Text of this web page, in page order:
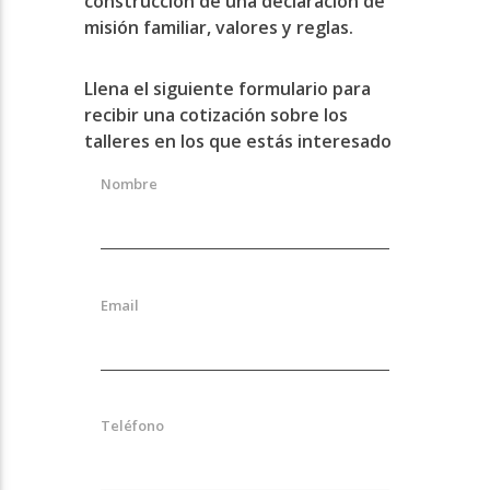
misión familiar, valores y reglas.
Llena el siguiente formulario para
recibir una cotización sobre los
talleres en los que estás interesado
Nombre
Email
Teléfono